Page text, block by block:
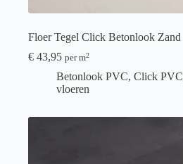
Floer Tegel Click Betonlook Zand
€ 43,95 per m2
Betonlook PVC, Click PVC
vloeren